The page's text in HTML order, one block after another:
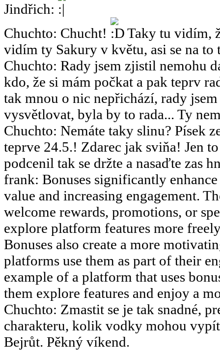
Jindřich:
Chuchto: Chucht!
Taky tu vidím,
vidím ty Sakury v květu, asi se na to
Chuchto: Rady jsem zjistil nemohu
kdo, že si mám počkat a pak teprv
tak mnou o nic nepřichází, rady
vysvětlovat, byla by to rada... Ty
Chuchto: Nemáte taky slinu? Písek
teprve 24.5.! Zdarec jak sviňa! Jen
podcenil tak se držte a nasaďte zas
frank: Bonuses significantly
value and increasing engagement.
welcome rewards, promotions, or
explore platform features more
Bonuses also create a more
platforms use them as part of their
example of a platform that uses
them explore features and enjoy a
Chuchto: Zmastit se je tak snadné,
charakteru, kolik vodky mohou
Bejrůt. Pěkný víkend.